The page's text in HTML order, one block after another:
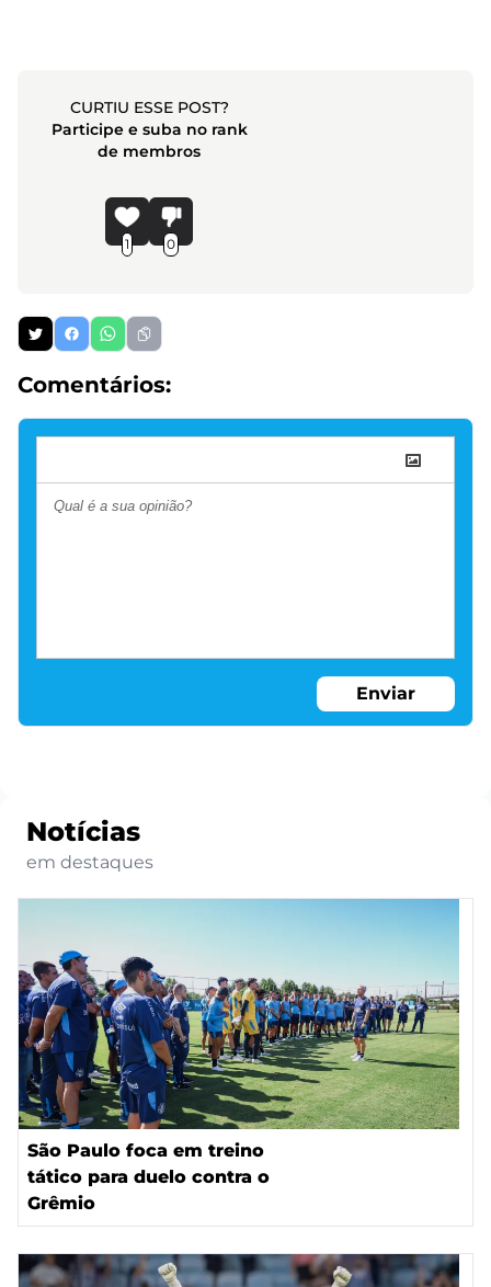
CURTIU ESSE POST?
Participe e suba no rank
de membros
1 0
Comentários:
Enviar
Notícias
em destaques
São Paulo foca em treino
tático para duelo contra o
Grêmio